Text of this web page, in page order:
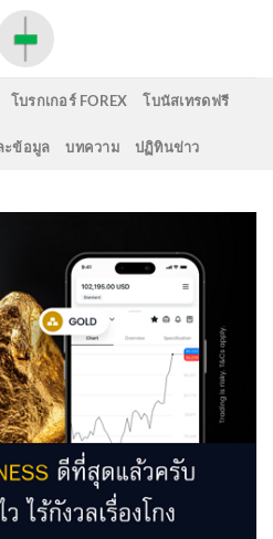
โบรกเกอร์ FOREX โบนัสเทรดฟรี
ะข้อมูล บทความ ปฏิทินข่าว